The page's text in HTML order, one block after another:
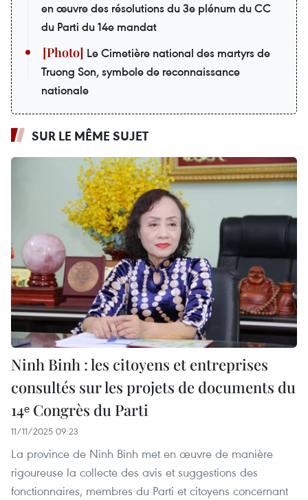
en œuvre des résolutions du 3e plénum du CC
du Parti du 14e mandat
Le Cimetière national des martyrs de
Truong Son, symbole de reconnaissance
nationale
SUR LE MÊME SUJET
Ninh Binh : les citoyens et entreprises
consultés sur les projets de documents du
14ᵉ Congrès du Parti
11/11/2025 09:23
La province de Ninh Binh met en œuvre de manière
rigoureuse la collecte des avis et suggestions des
fonctionnaires, membres du Parti et citoyens concernant